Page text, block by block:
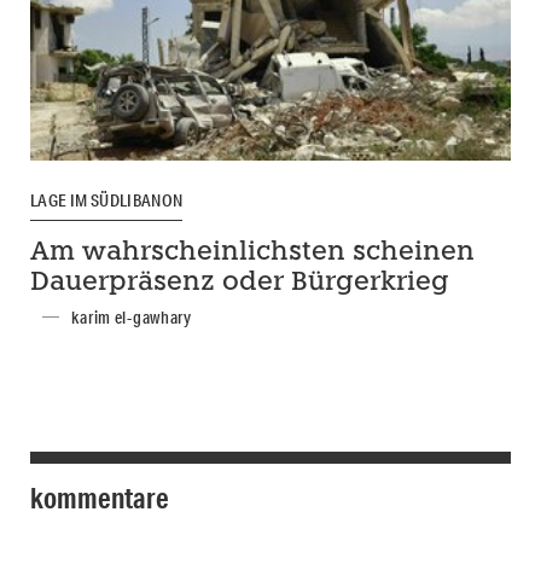
LAGE IM SÜDLIBANON
Am wahrscheinlichsten scheinen
Dauerpräsenz oder Bürgerkrieg
karim el-gawhary
kommentare